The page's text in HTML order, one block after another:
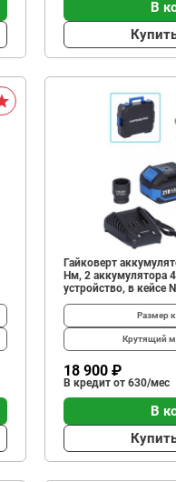
В
Гайковерт
Нм, 2 аккумулятора
устройство, в кейсе
Размер
Крутящий
18 900 ₽
В кредит от 630/мес
В